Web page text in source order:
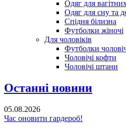
Одяг для
Одяг для сну та
Спідня білизна
Футболки жіночі
Для чоловіків
Футболки
Чоловічі кофти
Чоловічі штани
Останні новини
05.08.2026
Час оновити гардероб!